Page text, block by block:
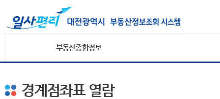
부동산종합정보
경계점좌표 열람